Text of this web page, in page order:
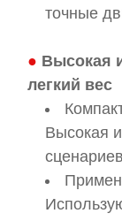
точные
● Высокая
легкий вес
Высокая